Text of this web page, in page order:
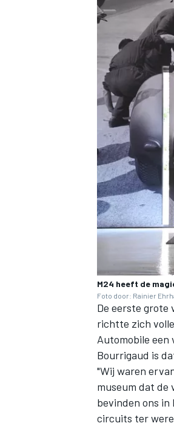
M24 heeft de
Foto door: Rainier
De eerste grote
richtte zich
Automobile een
Bourrigaud is
"Wij waren
museum dat de
bevinden ons in
circuits ter